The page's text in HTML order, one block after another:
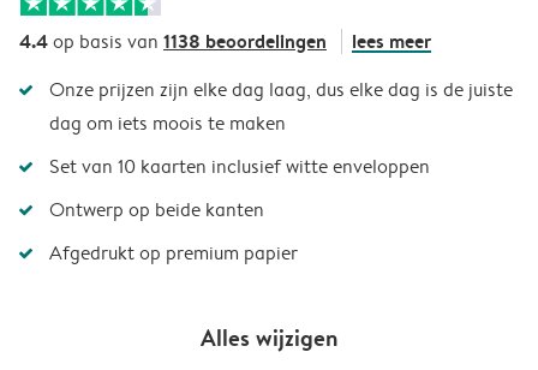
4.4op basis van 1138 beoordelingen lees meer
Onze prijzen zijn elke dag laag, dus elke dag is de juiste
dag om iets moois te maken
Set van 10 kaarten inclusief witte enveloppen
Ontwerp op beide kanten
Afgedrukt op premium papier
Alles wijzigen